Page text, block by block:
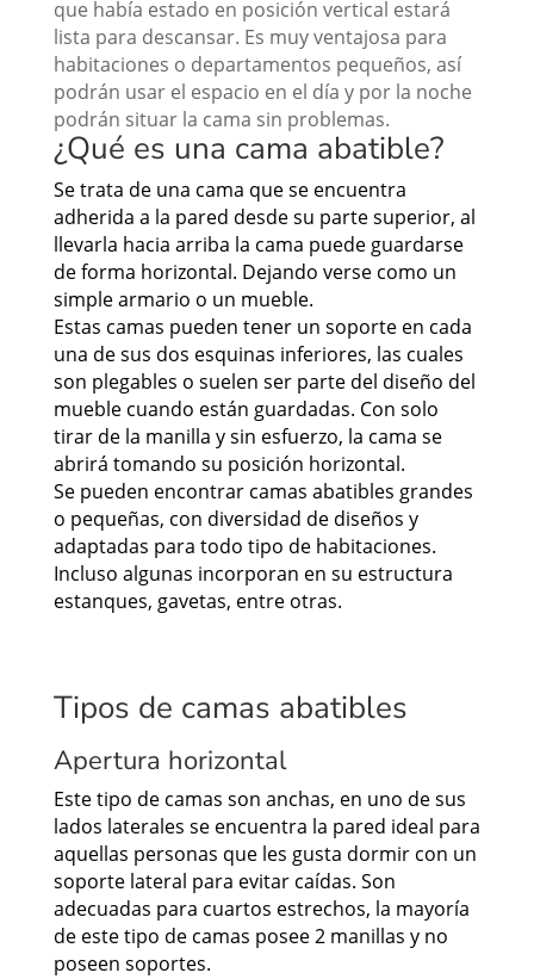
que había estado en posición vertical estará
lista para descansar. Es muy ventajosa para
habitaciones o departamentos pequeños, así
podrán usar el espacio en el día y por la noche
podrán situar la cama sin problemas.
¿Qué es una cama abatible?
Se trata de una cama que se encuentra
adherida a la pared desde su parte superior, al
llevarla hacia arriba la cama puede guardarse
de forma horizontal. Dejando verse como un
simple armario o un mueble.
Estas camas pueden tener un soporte en cada
una de sus dos esquinas inferiores, las cuales
son plegables o suelen ser parte del diseño del
mueble cuando están guardadas. Con solo
tirar de la manilla y sin esfuerzo, la cama se
abrirá tomando su posición horizontal.
Se pueden encontrar camas abatibles grandes
o pequeñas, con diversidad de diseños y
adaptadas para todo tipo de habitaciones.
Incluso algunas incorporan en su estructura
estanques, gavetas, entre otras.
Tipos de camas abatibles
Apertura horizontal
Este tipo de camas son anchas, en uno de sus
lados laterales se encuentra la pared ideal para
aquellas personas que les gusta dormir con un
soporte lateral para evitar caídas. Son
adecuadas para cuartos estrechos, la mayoría
de este tipo de camas posee 2 manillas y no
poseen soportes.